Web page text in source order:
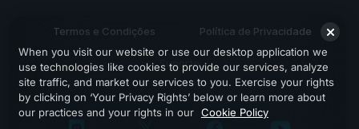
Termos e Condições Política de Privacidade
Suporte
When you visit our website or use our desktop application we
use technologies like cookies to provide our services, analyze
site traffic, and market our services to you. Exercise your rights
by clicking on ‘Your Privacy Rights’ below or learn more about
our practices and your rights in our Cookie Policy